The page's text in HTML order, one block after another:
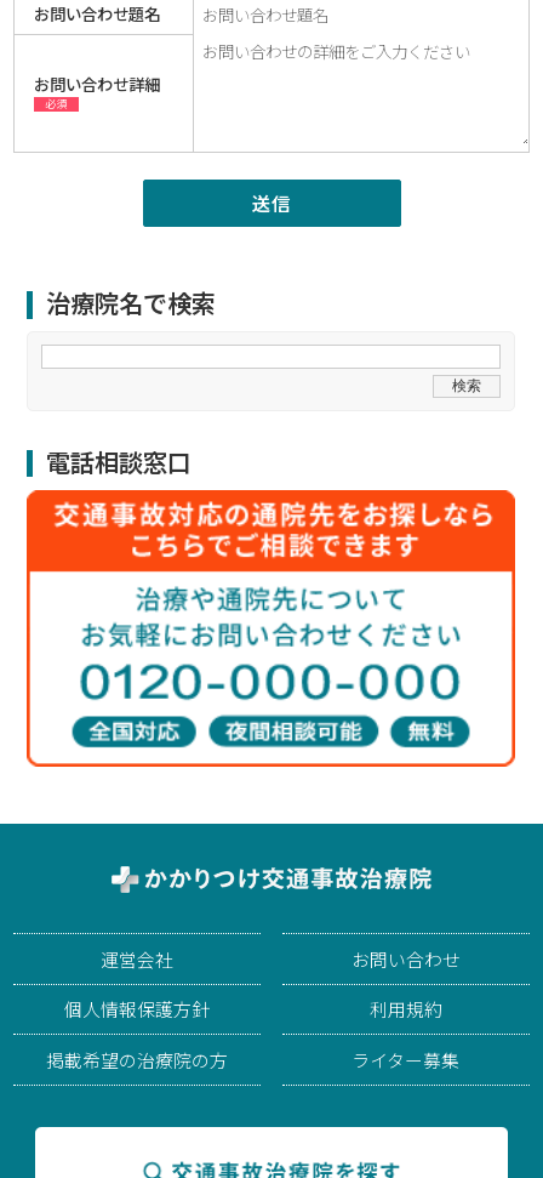
お問い合わせ題名
お問い合わせ詳細
必須
治療院名で検索
電話相談窓口
運営会社
個人情報保護方針
掲載希望の治療院の方
お問い合わせ
利用規約
ライター募集